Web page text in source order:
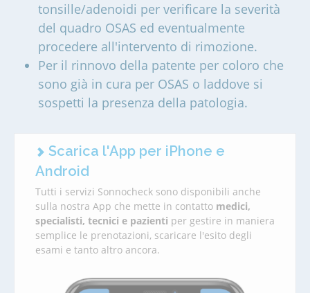
tonsille/adenoidi per verificare la severità
del quadro OSAS ed eventualmente
procedere all'intervento di rimozione.
Per il rinnovo della patente per coloro che
sono già in cura per OSAS o laddove si
sospetti la presenza della patologia.
Scarica l'App per iPhone e
Android
Tutti i servizi Sonnocheck sono disponibili anche
sulla nostra App che mette in contatto medici,
specialisti, tecnici e pazienti per gestire in maniera
semplice le prenotazioni, scaricare l'esito degli
esami e tanto altro ancora.